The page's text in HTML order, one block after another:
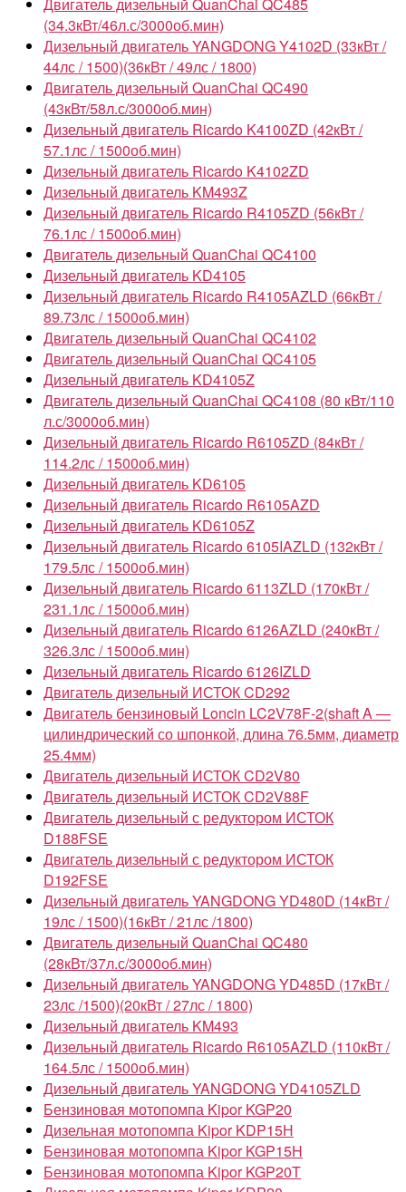
(34.3кВт/46л.с/3000об.мин)
Дизельный двигатель YANGDONG Y4102D (33кВт /
44лс / 1500)(36кВт / 49лс / 1800)
Двигатель дизельный QuanChai QC490
(43кВт/58л.с/3000об.мин)
Дизельный двигатель Ricardo K4100ZD (42кВт /
57.1лс / 1500об.мин)
Дизельный двигатель Ricardo K4102ZD
Дизельный двигатель KM493Z
Дизельный двигатель Ricardo R4105ZD (56кВт /
76.1лс / 1500об.мин)
Двигатель дизельный QuanChai QC4100
Дизельный двигатель KD4105
Дизельный двигатель Ricardo R4105AZLD (66кВт /
89.73лс / 1500об.мин)
Двигатель дизельный QuanChai QC4102
Двигатель дизельный QuanChai QC4105
Дизельный двигатель KD4105Z
Двигатель дизельный QuanChai QC4108 (80 кВт/110
л.с/3000об.мин)
Дизельный двигатель Ricardo R6105ZD (84кВт /
114.2лс / 1500об.мин)
Дизельный двигатель KD6105
Дизельный двигатель Ricardo R6105AZD
Дизельный двигатель KD6105Z
Дизельный двигатель Ricardo 6105IAZLD (132кВт /
179.5лс / 1500об.мин)
Дизельный двигатель Ricardo 6113ZLD (170кВт /
231.1лс / 1500об.мин)
Дизельный двигатель Ricardo 6126AZLD (240кВт /
326.3лс / 1500об.мин)
Дизельный двигатель Ricardo 6126IZLD
Двигатель дизельный ИСТОК CD292
Двигатель бензиновый Loncin LC2V78F-2(shaft A —
цилиндрический со шпонкой, длина 76.5мм, диаметр
25.4мм)
Двигатель дизельный ИСТОК CD2V80
Двигатель дизельный ИСТОК CD2V88F
Двигатель дизельный с редуктором ИСТОК
D188FSE
Двигатель дизельный с редуктором ИСТОК
D192FSE
Дизельный двигатель YANGDONG YD480D (14кВт /
19лс / 1500)(16кВт / 21лс /1800)
Двигатель дизельный QuanChai QC480
(28кВт/37л.с/3000об.мин)
Дизельный двигатель YANGDONG YD485D (17кВт /
23лс /1500)(20кВт / 27лс / 1800)
Дизельный двигатель KM493
Дизельный двигатель Ricardo R6105AZLD (110кВт /
164.5лс / 1500об.мин)
Дизельный двигатель YANGDONG YD4105ZLD
Бензиновая мотопомпа Kipor KGP20
Дизельная мотопомпа Kipor KDP15Н
Бензиновая мотопомпа Kipor KGP15H
Бензиновая мотопомпа Kipor KGP20T